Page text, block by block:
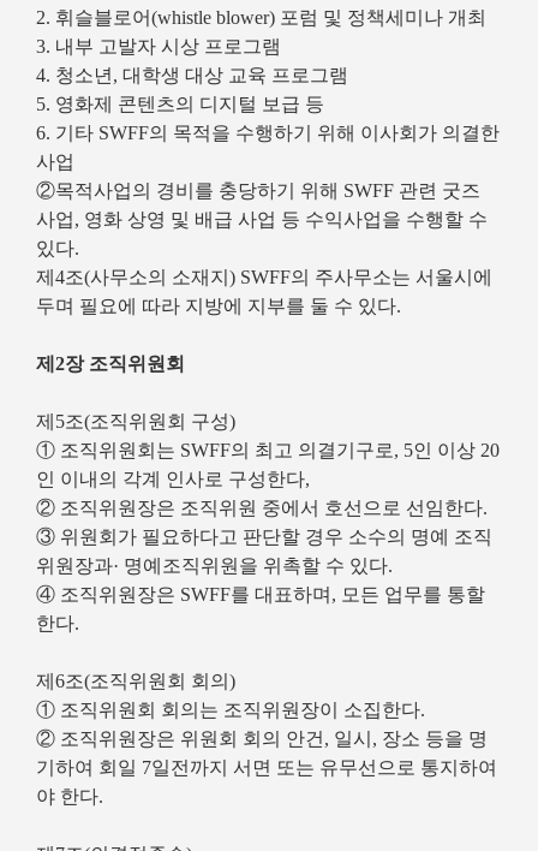
2. 휘슬블로어(whistle blower) 포럼 및 정책세미나 개최
3. 내부 고발자 시상 프로그램
4. 청소년, 대학생 대상 교육 프로그램
5. 영화제 콘텐츠의 디지털 보급 등
6. 기타 SWFF의 목적을 수행하기 위해 이사회가 의결한
사업
②목적사업의 경비를 충당하기 위해 SWFF 관련 굿즈
사업, 영화 상영 및 배급 사업 등 수익사업을 수행할 수
있다.
제4조(사무소의 소재지) SWFF의 주사무소는 서울시에
두며 필요에 따라 지방에 지부를 둘 수 있다.
제2장 조직위원회
제5조(조직위원회 구성)
① 조직위원회는 SWFF의 최고 의결기구로, 5인 이상 20
인 이내의 각계 인사로 구성한다,
② 조직위원장은 조직위원 중에서 호선으로 선임한다.
③ 위원회가 필요하다고 판단할 경우 소수의 명예 조직
위원장과· 명예조직위원을 위촉할 수 있다.
④ 조직위원장은 SWFF를 대표하며, 모든 업무를 통할
한다.
제6조(조직위원회 회의)
① 조직위원회 회의는 조직위원장이 소집한다.
② 조직위원장은 위원회 회의 안건, 일시, 장소 등을 명
기하여 회일 7일전까지 서면 또는 유무선으로 통지하여
야 한다.